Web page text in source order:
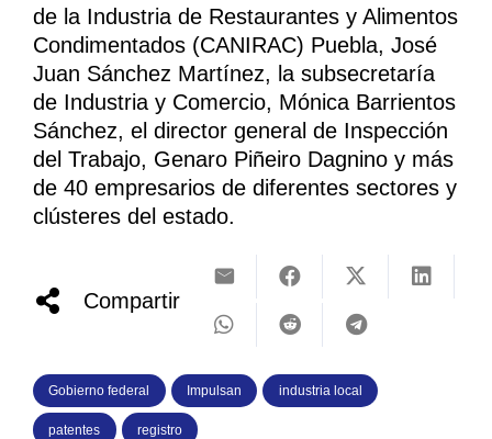
de la Industria de Restaurantes y Alimentos
Condimentados (CANIRAC) Puebla, José
Juan Sánchez Martínez, la subsecretaría
de Industria y Comercio, Mónica Barrientos
Sánchez, el director general de Inspección
del Trabajo, Genaro Piñeiro Dagnino y más
de 40 empresarios de diferentes sectores y
clústeres del estado.
Compartir
Gobierno federal Impulsan industria local
patentes registro